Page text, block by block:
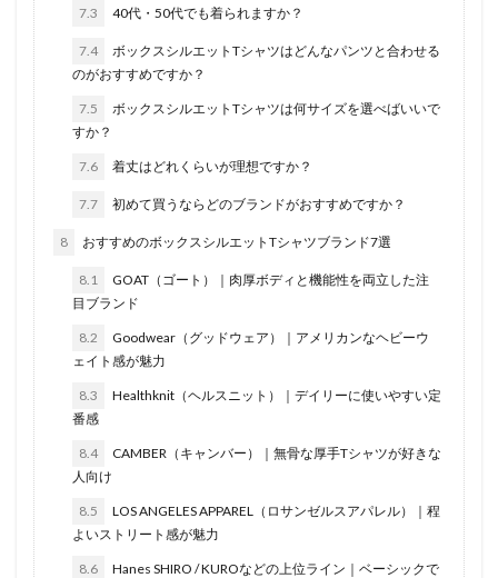
7.3 40代・50代でも着られますか？
7.4
ボックスシルエットTシャツはどんなパンツと合わせる
のがおすすめですか？
7.5
ボックスシルエットTシャツは何サイズを選べばいいで
すか？
7.6 着丈はどれくらいが理想ですか？
7.7 初めて買うならどのブランドがおすすめですか？
8 おすすめのボックスシルエットTシャツブランド7選
8.1
GOAT（ゴート）｜肉厚ボディと機能性を両立した注
目ブランド
8.2
Goodwear（グッドウェア）｜アメリカンなヘビーウ
ェイト感が魅力
8.3
Healthknit（ヘルスニット）｜デイリーに使いやすい定
番感
8.4
CAMBER（キャンバー）｜無骨な厚手Tシャツが好きな
人向け
8.5
LOS ANGELES APPAREL（ロサンゼルスアパレル）｜程
よいストリート感が魅力
8.6
Hanes SHIRO / KUROなどの上位ライン｜ベーシックで